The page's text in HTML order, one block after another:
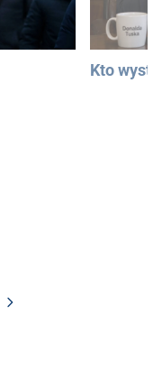
Kto